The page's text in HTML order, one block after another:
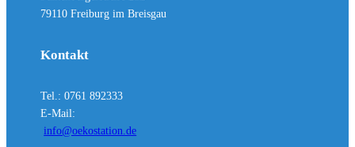
79110 Freiburg im Breisgau
Kontakt
Tel.: 0761 892333
E-Mail:
info@oekostation.de